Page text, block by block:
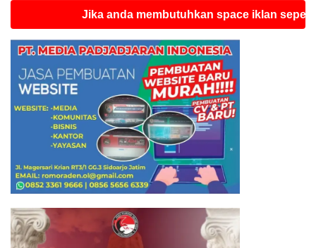
Jika anda membutuhkan space iklan seperti ini